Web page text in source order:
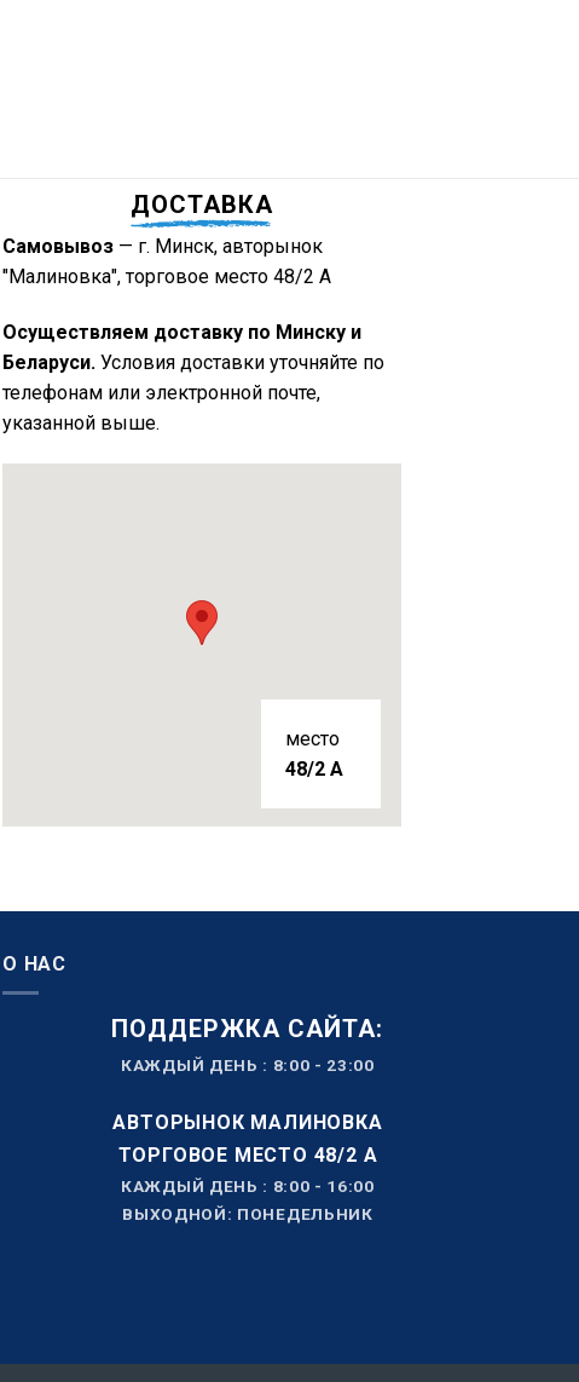
ДОСТАВКА
Самовывоз— г. Минск, авторынок
"Малиновка", торговое место 48/2 А
Осуществляем доставку по Минску и
Беларуси.Условия доставки уточняйте по
телефонам или электронной почте,
указанной выше.
место
48/2 A
О НАС
ПОДДЕРЖКА САЙТА:
КАЖДЫЙ ДЕНЬ : 8:00 - 23:00
АВТОРЫНОК МАЛИНОВКА
ТОРГОВОЕ МЕСТО 48/2 А
КАЖДЫЙ ДЕНЬ : 8:00 - 16:00
ВЫХОДНОЙ: ПОНЕДЕЛЬНИК